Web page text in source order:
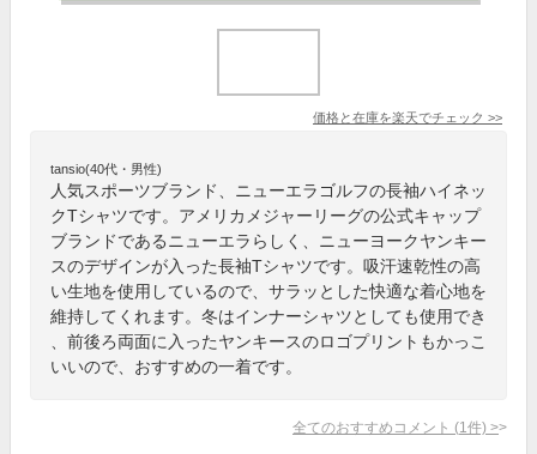
価格と在庫を楽天でチェック >>
tansio(40代・男性)
人気スポーツブランド、ニューエラゴルフの長袖ハイネッ
クTシャツです。アメリカメジャーリーグの公式キャップ
ブランドであるニューエラらしく、ニューヨークヤンキー
スのデザインが入った長袖Tシャツです。吸汗速乾性の高
い生地を使用しているので、サラッとした快適な着心地を
維持してくれます。冬はインナーシャツとしても使用でき
、前後ろ両面に入ったヤンキースのロゴプリントもかっこ
いいので、おすすめの一着です。
全てのおすすめコメント (1 件) >